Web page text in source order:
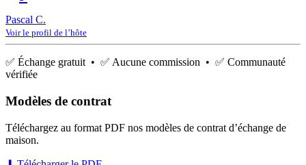
Pascal C.
Voir le profil de l’hôte
✅ Échange gratuit • ✅ Aucune commission • ✅ Communauté
vérifiée
Modèles de contrat
Téléchargez au format PDF nos modèles de contrat d’échange de
maison.